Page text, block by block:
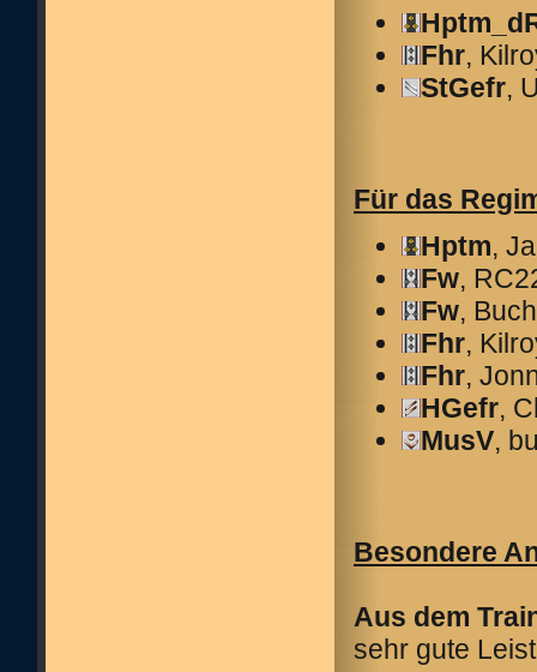
Fhr,
StGefr,
Für das
Hptm,
Fw,
Fw,
Fhr,
Fhr,
HGefr,
MusV,
Besondere
Aus dem
sehr gute